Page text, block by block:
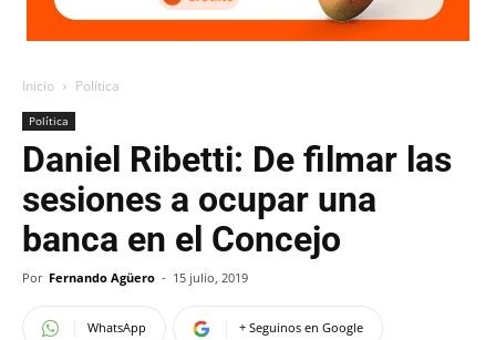
Inicio Política
Política
Daniel Ribetti: De filmar las
sesiones a ocupar una
banca en el Concejo
Por Fernando Agüero - 15 julio, 2019
WhatsApp + Seguinos en Google